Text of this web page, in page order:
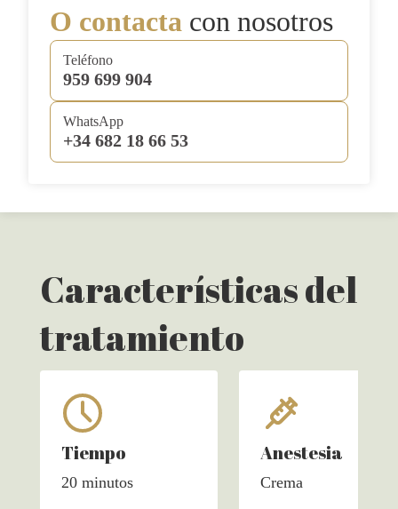
O contacta con nosotros
Teléfono
959 699 904
WhatsApp
+34 682 18 66 53
Características del
tratamiento
Tiempo
20 minutos
Anestesia
Crema